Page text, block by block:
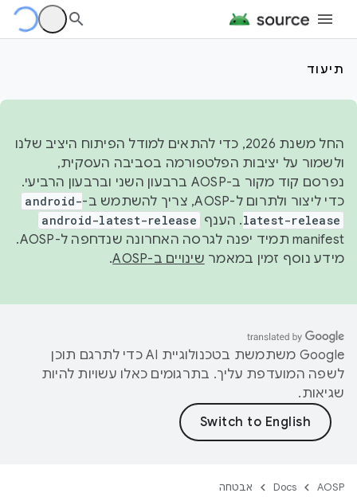
תיעוד
החל משנת 2026, כדי להתאים למודל הפיתוח היציב שלנו
ולשמור על יציבות הפלטפורמה בסביבה העסקית,
נפרסם קוד מקור ב-AOSP ברבעון השני וברבעון הרביעי.
כדי ליצור ולתרום ל-AOSP, צריך להשתמש ב-
android-
latest-release. הענף android-latest-release
manifest תמיד יפנה לגרסה האחרונה שנדחפה ל-AOSP.
מידע נוסף זמין במאמר שינויים ב-AOSP .
‫Google משתמשת בטכנולוגיית AI כדי לתרגם תוכן
לשפה המועדפת עליך. בתרגומים כאלו עשויות להיות
שגיאות.
AOSP
Docs אבטחה